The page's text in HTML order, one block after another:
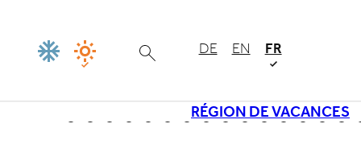
DE EN FR
RÉGION DE VACANCES